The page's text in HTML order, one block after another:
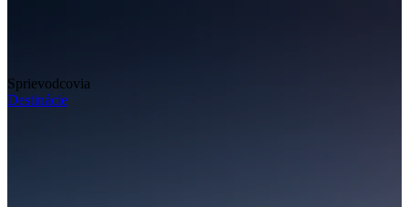
Sprievodcovia
Destinácie